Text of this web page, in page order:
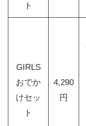
ト
GIRLS
おでか
けセッ
ト
4,290
円